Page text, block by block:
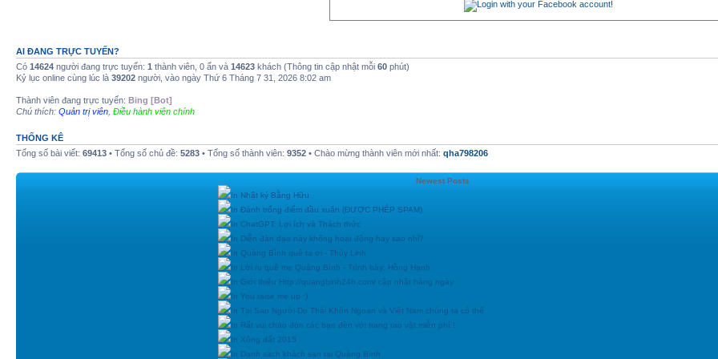
AI ĐANG TRỰC TUYẾN?
Có 14624 người đang trực tuyến: 1 thành viên, 0 ẩn và 14623 khách (Thông tin cập nhật mỗi 60 phút)
Kỷ lục online cùng lúc là 39202 người, vào ngày Thứ 6 Tháng 7 31, 2026 8:02 am
Thành viên đang trực tuyến: Bing [Bot]
Chú thích: Quản trị viên Điều hành viên chính
THỐNG KÊ
Tổng số bài viết: 69413 • Tổng số chủ đề: 5283 • Tổng số thành viên: 9352 • Chào mừng thành viên mới nhất: qha798206
Newest Posts
In Nhật ký Bằng Hữu
In Đánh trống điểm đầu xuân (ĐƯỢC PHÉP SPAM)
In ChatGPT: Lợi ích và Thách thức
In Diễn đàn dạo này không hoạt động hay sao nhỉ?
In Quảng Bình quê ta ơi - Thùy Linh
In Lời ru quê mẹ Quảng Bình - Trình bày: Hồng Hạnh
In Giới thiệu Http://quangbinh24h.com/ cập nhật hàng ngày
In You raise me up :)
In Tại Sao Người Do Thái Khôn Ngoan và Việt Nam chúng ta có thể
In Rất vui chào đón các bạn đền với trang rao vặt miễn phí !
In Xông đất 2015
In Danh sách khách sạn tại Quảng Bình